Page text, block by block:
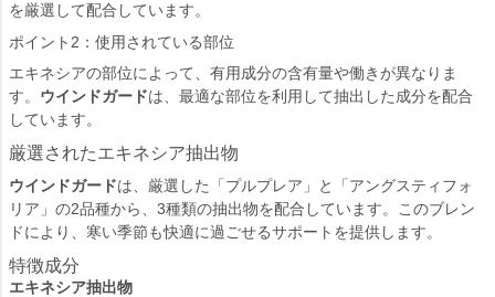
を厳選して配合しています。
ポイント2：使用されている部位
エキネシアの部位によって、有用成分の含有量や働きが異なりま
す。 ウインドガードは、最適な部位を利用して抽出した成分を配合
しています。
厳選されたエキネシア抽出物
ウインドガードは、厳選した「プルプレア」と「アングスティフォ
リア」の2品種から、3種類の抽出物を配合しています。このブレン
ドにより、寒い季節も快適に過ごせるサポートを提供します。
特徴成分
エキネシア抽出物